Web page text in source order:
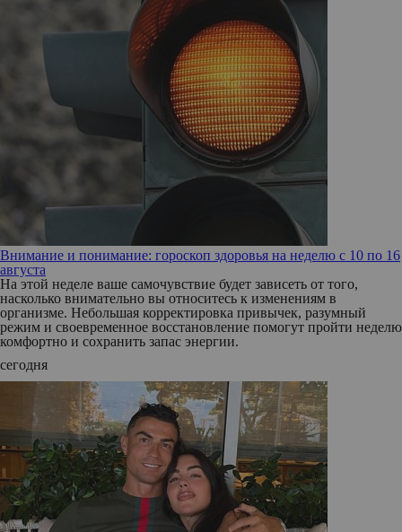
Внимание и понимание: гороскоп здоровья на неделю с 10 по 16
августа
На этой неделе ваше самочувствие будет зависеть от того,
насколько внимательно вы относитесь к изменениям в
организме. Небольшая корректировка привычек, разумный
режим и своевременное восстановление помогут пройти неделю
комфортно и сохранить запас энергии.
сегодня